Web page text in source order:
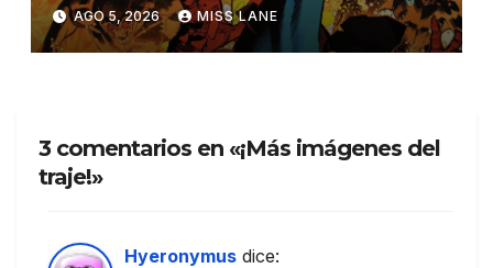
AGO 5, 2026 MISS LANE
3 comentarios en «¡Más imágenes del
traje!»
Hyeronymus dice: